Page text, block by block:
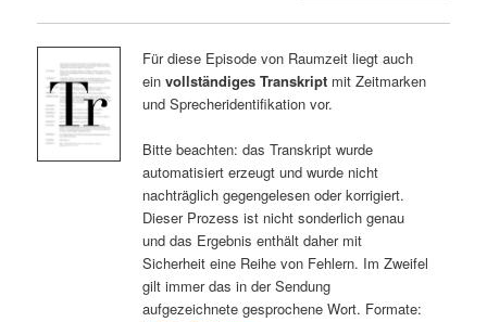
Für diese Episode von Raumzeit liegt auch
ein vollständiges Transkriptmit Zeitmarken
und Sprecheridentifikation vor.
Bitte beachten: das Transkript wurde
automatisiert erzeugt und wurde nicht
nachträglich gegengelesen oder korrigiert.
Dieser Prozess ist nicht sonderlich genau
und das Ergebnis enthält daher mit
Sicherheit eine Reihe von Fehlern. Im Zweifel
gilt immer das in der Sendung
aufgezeichnete gesprochene Wort. Formate: